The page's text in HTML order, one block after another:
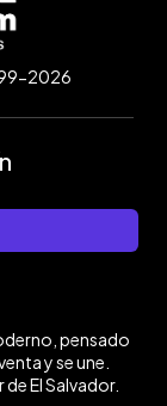
2026
pensado
y se une.
El Salvador.